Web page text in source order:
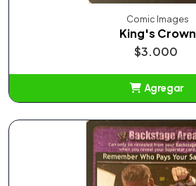
Comic Images
King's Crown
$3.000
Agregar